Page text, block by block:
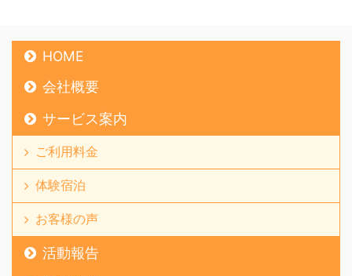
HOME
会社概要
サービス案内
ご利用料金
体験宿泊
お客様の声
活動報告